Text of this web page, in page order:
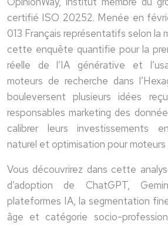
certifié ISO 20252. Menée en
013 Français représentatifs selon la
cette enquête quantifie pour la
réelle de l’IA générative et
moteurs de recherche dans
bouleversent plusieurs idées
responsables marketing des
calibrer leurs investissements
naturel et optimisation pour moteurs
Vous découvrirez dans cette
d’adoption de ChatGPT,
plateformes IA, la segmentation
âge et catégorie socio-